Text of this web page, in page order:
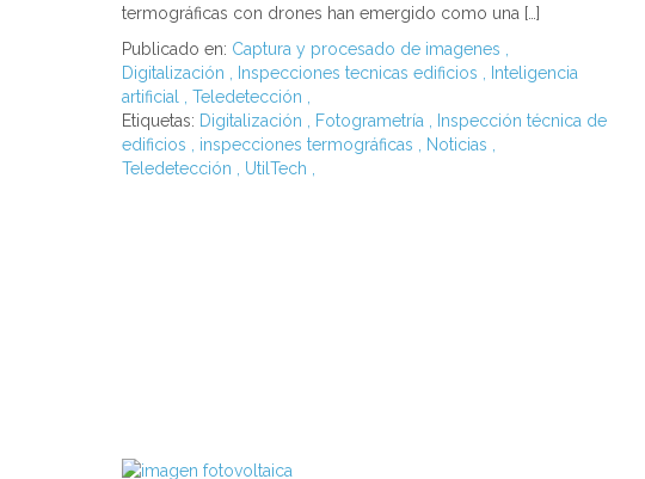
termográficas con drones han emergido como una […]
Publicado en: Captura y procesado de imagenes
Digitalización
Inspecciones tecnicas edificios
Inteligencia
artificial
Teledetección
Etiquetas: Digitalización Fotogrametría
Inspección técnica de
edificios
inspecciones termográficas Noticias
Teledetección
UtilTech